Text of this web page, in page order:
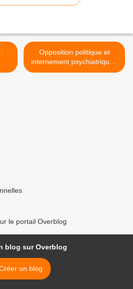
Opposition politique et
internement psychiatrique :
affaire Michel Dakar >
le portail Overblog
blog sur Overblog
un blog